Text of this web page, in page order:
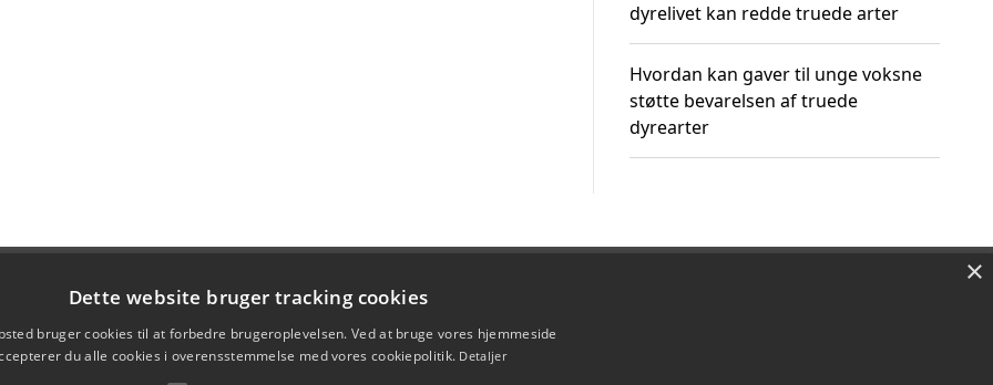
dyrelivet kan redde truede arter
Hvordan kan gaver til unge voksne
støtte bevarelsen af truede
dyrearter
×
Dette website bruger tracking cookies
bruger cookies til at forbedre brugeroplevelsen. Ved at bruge vores hjemmeside
du alle cookies i overensstemmelse med vores cookiepolitik. Detaljer